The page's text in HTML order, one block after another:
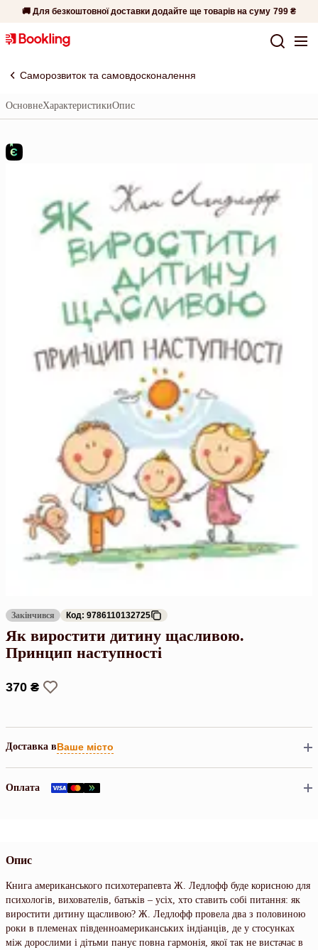
🚚 Для безкоштовної доставки додайте ще товарів на суму 799 ₴
Саморозвиток та самовдосконалення
ОсновнеХарактеристикиОпис
Закінчився Код: 9786110132725
Як виростити дитину щасливою.
Принцип наступності
370 ₴
Доставка вВаше місто
Оплата
Опис
Книга американського психотерапевта Ж. Ледлофф буде корисною для
психологів, вихователів, батьків – усіх, хто ставить собі питання: як
виростити дитину щасливою? Ж. Ледлофф провела два з половиною
роки в племенах південноамериканських індіанців, де у стосунках
між дорослими і дітьми панує повна гармонія, якої так не вистачає в